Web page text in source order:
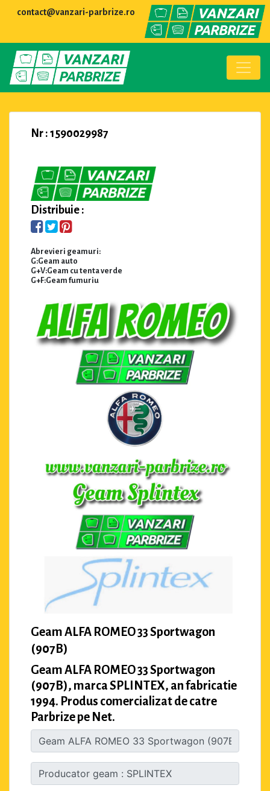
contact@vanzari-parbrize.ro
Nr : 1590029987
Distribuie :
Abrevieri geamuri:
G:Geam auto
G+V:Geam cu tenta verde
G+F:Geam fumuriu
Geam ALFA ROMEO 33 Sportwagon
(907B)
Geam ALFA ROMEO 33 Sportwagon
(907B), marca SPLINTEX, an fabricatie
1994. Produs comercializat de catre
Parbrize pe Net.